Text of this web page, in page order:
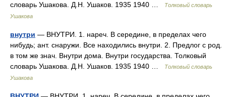
словарь Ушакова. Д.Н. Ушаков. 1935 1940 …
Толковый словарь
Ушакова
внутри — ВНУТРИ. 1. нареч. В середине, в пределах чего
нибудь; ант. снаружи. Все находились внутри. 2. Предлог с род.
в том же знач. Внутри дома. Внутри государства. Толковый
словарь Ушакова. Д.Н. Ушаков. 1935 1940 …
Толковый словарь
Ушакова